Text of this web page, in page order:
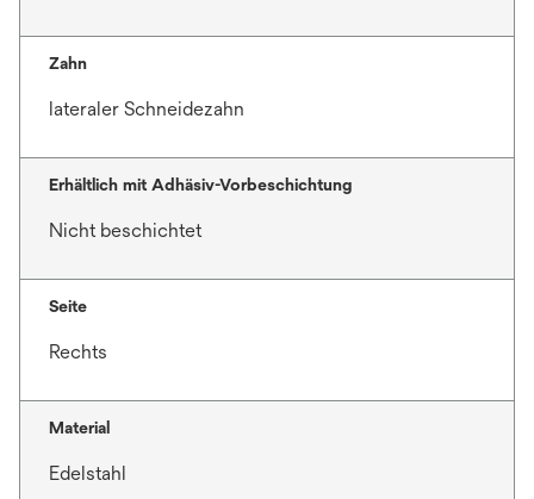
Zahn
lateraler Schneidezahn
Erhältlich mit Adhäsiv-Vorbeschichtung
Nicht beschichtet
Seite
Rechts
Material
Edelstahl